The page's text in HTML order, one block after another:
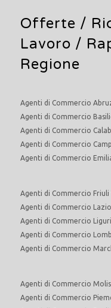
Offerte /
Lavoro /
Regione
Agenti di Commercio
Agenti di Commercio
Agenti di Commercio
Agenti di Commercio
Agenti di Commercio
Agenti di Commercio Friuli
Agenti di Commercio Lazio
Agenti di Commercio
Agenti di Commercio
Agenti di Commercio
Agenti di Commercio
Agenti di Commercio